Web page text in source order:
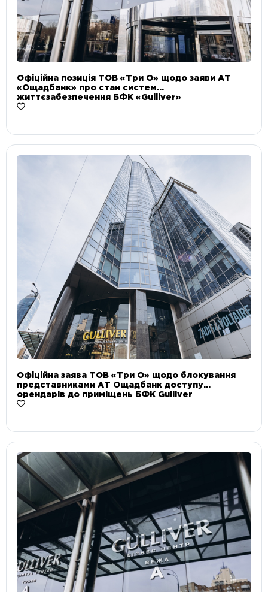
Офіційна позиція ТОВ «Три О» щодо заяви АТ
«Ощадбанк» про стан систем
життєзабезпечення БФК «Gulliver»
Офіційна заява ТОВ «Три О» щодо блокування
представниками АТ Ощадбанк доступу
орендарів до приміщень БФК Gulliver